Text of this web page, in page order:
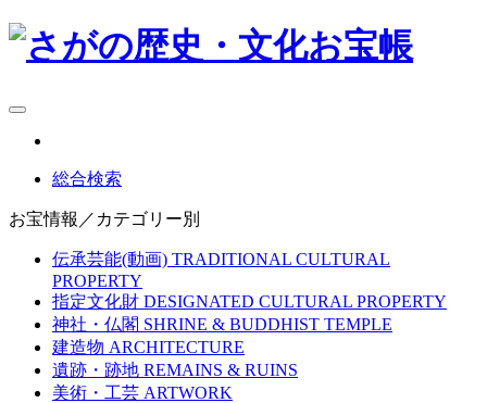
総合検索
お宝情報／カテゴリー別
伝承芸能(動画) TRADITIONAL CULTURAL
PROPERTY
指定文化財 DESIGNATED CULTURAL PROPERTY
神社・仏閣 SHRINE & BUDDHIST TEMPLE
建造物 ARCHITECTURE
遺跡・跡地 REMAINS & RUINS
美術・工芸 ARTWORK